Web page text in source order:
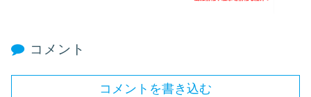
コメント
コメントを書き込む